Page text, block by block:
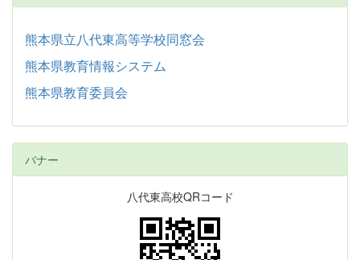
熊本県立八代東高等学校同窓会
熊本県教育情報システム
熊本県教育委員会
バナー
八代東高校QRコード